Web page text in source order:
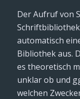
Der Aufruf von
automatisch
Bibliothek aus.
es theoretisch
unklar ob und
welchen